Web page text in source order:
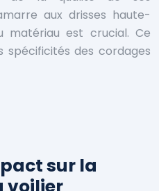
aux drisses haute-
matériau est crucial. Ce
des cordages
sur la